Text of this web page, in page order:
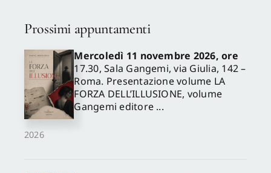
Prossimi appuntamenti
2026
Mercoledì 11 novembre 2026, ore
17.30, Sala Gangemi, via Giulia, 142 –
Roma. Presentazione volume LA
FORZA DELL’ILLUSIONE, volume
Gangemi editore ...